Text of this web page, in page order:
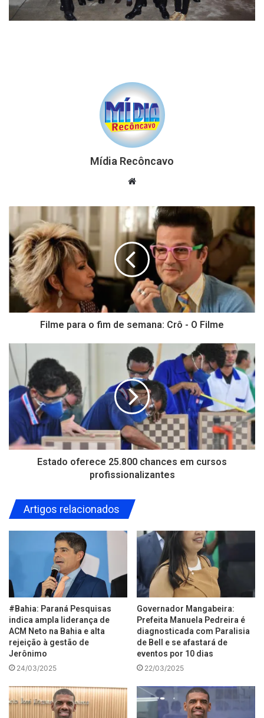
Mídia Recôncavo
Website
Filme para o fim de semana: Crô - O Filme
Estado oferece 25.800 chances em cursos
profissionalizantes
Artigos relacionados
#Bahia: Paraná Pesquisas
indica ampla liderança de
ACM Neto na Bahia e alta
rejeição à gestão de
Jerônimo
24/03/2025
Governador Mangabeira:
Prefeita Manuela Pedreira é
diagnosticada com Paralisia
de Bell e se afastará de
eventos por 10 dias
22/03/2025